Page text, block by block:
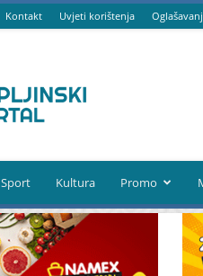
Kontakt Uvjeti korištenja
portal
Sport Kultura Promo